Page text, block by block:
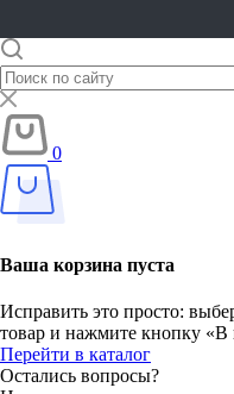
0
Ваша корзина пуста
Исправить это просто:
товар и нажмите кнопку «В
Перейти в каталог
Остались вопросы?